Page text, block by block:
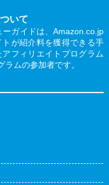
いて
ガイドは、Amazon.co.jp
が紹介料を獲得できる手
フィリエイトプログラム
ムの参加者です。